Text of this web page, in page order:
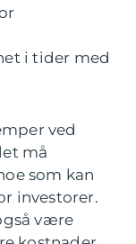
i tider med
ved
må
som kan
investorer.
være